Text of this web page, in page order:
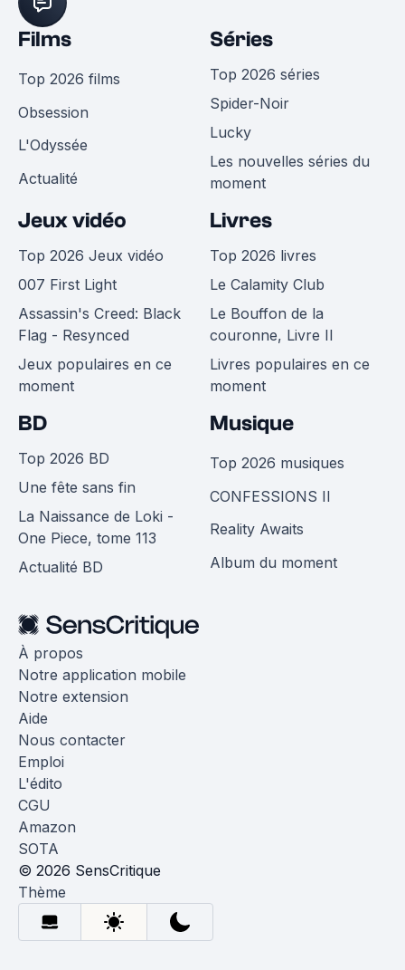
Films
Top 2026 films
Obsession
L'Odyssée
Actualité
Séries
Top 2026 séries
Spider-Noir
Lucky
Les nouvelles séries du
moment
Jeux vidéo
Top 2026 Jeux vidéo
007 First Light
Assassin's Creed: Black
Flag - Resynced
Jeux populaires en ce
moment
Livres
Top 2026 livres
Le Calamity Club
Le Bouffon de la
couronne, Livre II
Livres populaires en ce
moment
BD
Top 2026 BD
Une fête sans fin
La Naissance de Loki -
One Piece, tome 113
Actualité BD
Musique
Top 2026 musiques
CONFESSIONS II
Reality Awaits
Album du moment
À propos
Notre application mobile
Notre extension
Aide
Nous contacter
Emploi
L'édito
CGU
Amazon
SOTA
© 2026 SensCritique
Thème